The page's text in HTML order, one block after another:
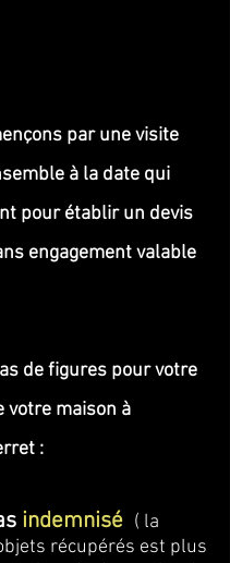
par une visite
à la date qui
pour établir un devis
engagement valable
de figures pour votre
votre maison à
:
indemnisé ( la
récupérés est plus